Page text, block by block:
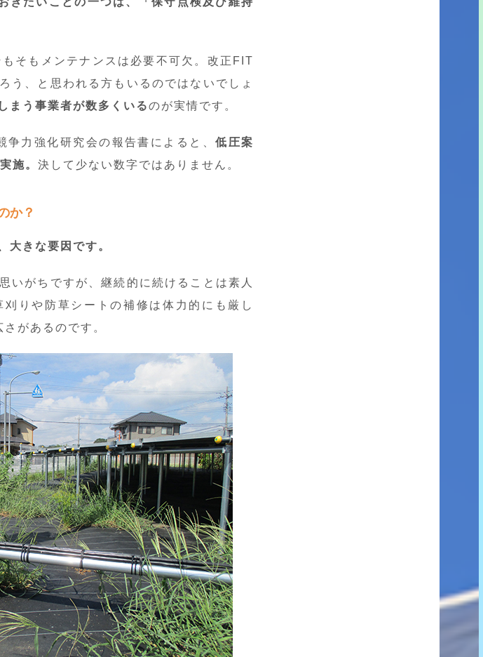
そもメンテナンスは必要不可欠。改正FIT
う、と思われる方もいるのではないでしょ
まう事業者が数多くいるのが実情です。
争力強化研究会の報告書によると、低圧案
施。 決して少ない数字ではありません。
か？
大きな要因です。
いがちですが、継続的に続けることは素人
りや防草シートの補修は体力的にも厳し
があるのです。